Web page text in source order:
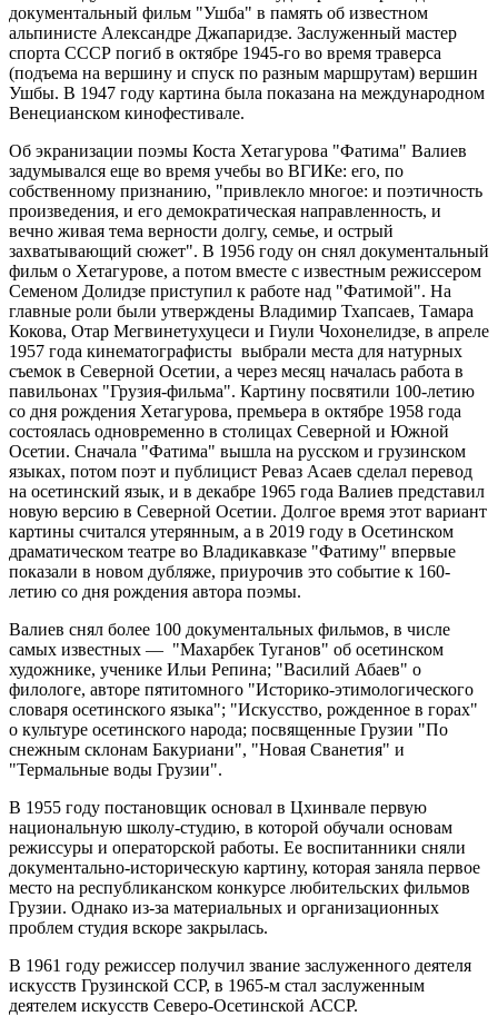
документальный фильм "Ушба" в память об известном
альпинисте Александре Джапаридзе. Заслуженный мастер
спорта СССР погиб в октябре 1945-го во время траверса
(подъема на вершину и спуск по разным маршрутам) вершин
Ушбы. В 1947 году картина была показана на международном
Венецианском кинофестивале.
Об экранизации поэмы Коста Хетагурова "Фатима" Валиев
задумывался еще во время учебы во ВГИКе: его, по
собственному признанию, "привлекло многое: и поэтичность
произведения, и его демократическая направленность, и
вечно живая тема верности долгу, семье, и острый
захватывающий сюжет". В 1956 году он снял документальный
фильм о Хетагурове, а потом вместе с известным режиссером
Семеном Долидзе приступил к работе над "Фатимой". На
главные роли были утверждены Владимир Тхапсаев, Тамара
Кокова, Отар Мегвинетухуцеси и Гиули Чохонелидзе, в апреле
1957 года кинематографисты выбрали места для натурных
съемок в Северной Осетии, а через месяц началась работа в
павильонах "Грузия-фильма". Картину посвятили 100-летию
со дня рождения Хетагурова, премьера в октябре 1958 года
состоялась одновременно в столицах Северной и Южной
Осетии. Сначала "Фатима" вышла на русском и грузинском
языках, потом поэт и публицист Реваз Асаев сделал перевод
на осетинский язык, и в декабре 1965 года Валиев представил
новую версию в Северной Осетии. Долгое время этот вариант
картины считался утерянным, а в 2019 году в Осетинском
драматическом театре во Владикавказе "Фатиму" впервые
показали в новом дубляже, приурочив это событие к 160-
летию со дня рождения автора поэмы.
Валиев снял более 100 документальных фильмов, в числе
самых известных — "Махарбек Туганов" об осетинском
художнике, ученике Ильи Репина; "Василий Абаев" о
филологе, авторе пятитомного "Историко-этимологического
словаря осетинского языка"; "Искусство, рожденное в горах"
о культуре осетинского народа; посвященные Грузии "По
снежным склонам Бакуриани", "Новая Сванетия" и
"Термальные воды Грузии".
В 1955 году постановщик основал в Цхинвале первую
национальную школу-студию, в которой обучали основам
режиссуры и операторской работы. Ее воспитанники сняли
документально-историческую картину, которая заняла первое
место на республиканском конкурсе любительских фильмов
Грузии. Однако из-за материальных и организационных
проблем студия вскоре закрылась.
В 1961 году режиссер получил звание заслуженного деятеля
искусств Грузинской ССР, в 1965-м стал заслуженным
деятелем искусств Северо-Осетинской АССР.